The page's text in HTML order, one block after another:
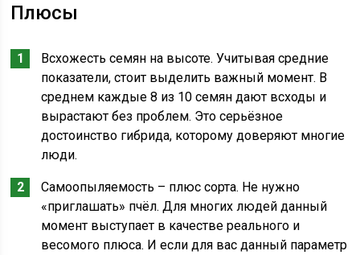
Плюсы
Всхожесть семян на высоте. Учитывая средние
показатели, стоит выделить важный момент. В
среднем каждые 8 из 10 семян дают всходы и
вырастают без проблем. Это серьёзное
достоинство гибрида, которому доверяют многие
люди.
Самоопыляемость – плюс сорта. Не нужно
«приглашать» пчёл. Для многих людей данный
момент выступает в качестве реального и
весомого плюса. И если для вас данный параметр